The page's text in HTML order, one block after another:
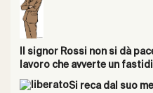
Il signor Rossi non si dà
lavoro che avverte un
Si reca dal suo